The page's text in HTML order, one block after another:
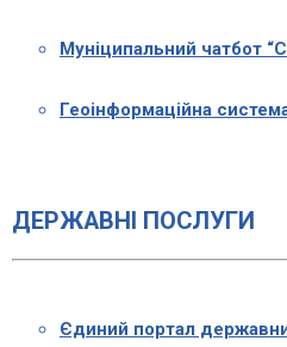
Муніципальний чатбот
Геоінформаційна
ДЕРЖАВНІ ПОСЛУГИ
Єдиний портал